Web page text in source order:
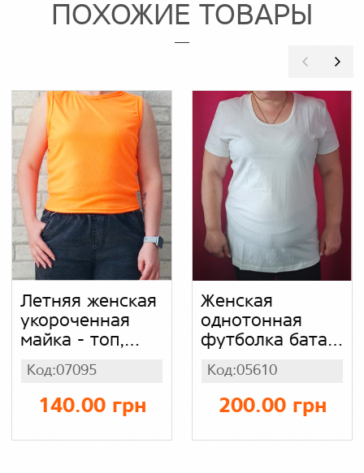
ПОХОЖИЕ ТОВАРЫ
Летняя женская
укороченная
майка - топ,
футболка - топ
без рукава для
женщин, хлопок
рубчик, цвет
ярко-
Код:07095
140.00 грн
Женская
однотонная
футболка батал
( белая,
молочная),
хлопок
Код:05610
200.00 грн